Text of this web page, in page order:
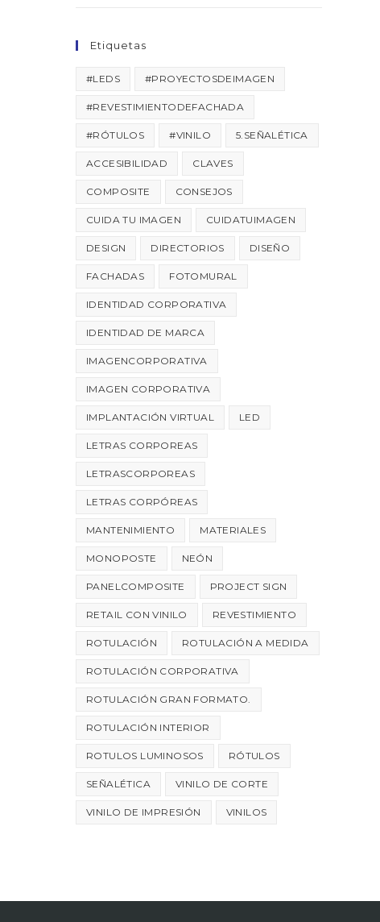
Etiquetas
#LEDS #PROYECTOSDEIMAGEN
#REVESTIMIENTODEFACHADA
#RÓTULOS #VINILO 5.SEÑALÉTICA
ACCESIBILIDAD CLAVES
COMPOSITE CONSEJOS
CUIDA TU IMAGEN CUIDATUIMAGEN
DESIGN DIRECTORIOS DISEÑO
FACHADAS FOTOMURAL
IDENTIDAD CORPORATIVA
IDENTIDAD DE MARCA
IMAGENCORPORATIVA
IMAGEN CORPORATIVA
IMPLANTACIÓN VIRTUAL LED
LETRAS CORPOREAS
LETRASCORPOREAS
LETRAS CORPÓREAS
MANTENIMIENTO MATERIALES
MONOPOSTE NEÓN
PANELCOMPOSITE PROJECT SIGN
RETAIL CON VINILO REVESTIMIENTO
ROTULACIÓN ROTULACIÓN A MEDIDA
ROTULACIÓN CORPORATIVA
ROTULACIÓN GRAN FORMATO.
ROTULACIÓN INTERIOR
ROTULOS LUMINOSOS RÓTULOS
SEÑALÉTICA VINILO DE CORTE
VINILO DE IMPRESIÓN VINILOS